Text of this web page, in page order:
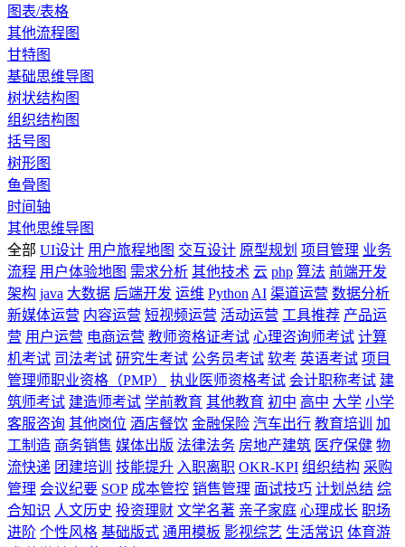
图表/表格
其他流程图
甘特图
基础思维导图
树状结构图
组织结构图
括号图
树形图
鱼骨图
时间轴
其他思维导图
全部 UI设计 用户旅程地图 交互设计 原型规划 项目管理 业务
流程 用户体验地图 需求分析 其他技术 云 php 算法 前端开发
架构 java 大数据 后端开发 运维 Python AI 渠道运营 数据分析
新媒体运营 内容运营 短视频运营 活动运营 工具推荐 产品运
营 用户运营 电商运营 教师资格证考试 心理咨询师考试 计算
机考试 司法考试 研究生考试 公务员考试 软考 英语考试 项目
管理师职业资格（PMP）
执业医师资格考试 会计职称考试 建
筑师考试 建造师考试 学前教育 其他教育 初中 高中 大学 小学
客服咨询 其他岗位 酒店餐饮 金融保险 汽车出行 教育培训
加
工制造 商务销售 媒体出版 法律法务 房地产建筑 医疗保健 物
流快递 团建培训 技能提升 入职离职 OKR-KPI 组织结构 采购
管理 会议纪要 SOP 成本管控 销售管理 面试技巧 计划总结 综
合知识 人文历史 投资理财 文学名著 亲子家庭 心理成长 职场
进阶 个性风格 基础版式 通用模板 影视综艺 生活常识 体育游